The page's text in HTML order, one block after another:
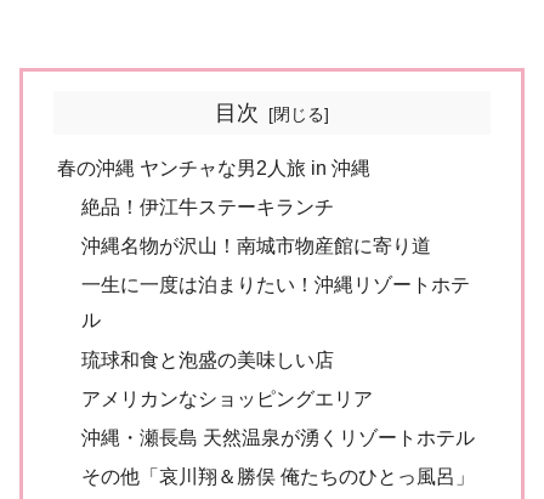
目次
春の沖縄 ヤンチャな男2人旅 in 沖縄
絶品！伊江牛ステーキランチ
沖縄名物が沢山！南城市物産館に寄り道
一生に一度は泊まりたい！沖縄リゾートホテ
ル
琉球和食と泡盛の美味しい店
アメリカンなショッピングエリア
沖縄・瀬長島 天然温泉が湧くリゾートホテル
その他「哀川翔＆勝俣 俺たちのひとっ風呂」